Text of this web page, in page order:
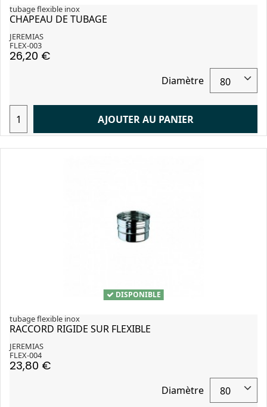
tubage flexible inox
CHAPEAU DE TUBAGE
JEREMIAS
FLEX-003
26,20 €
Diamètre
AJOUTER AU PANIER
DISPONIBLE
tubage flexible inox
RACCORD RIGIDE SUR FLEXIBLE
JEREMIAS
FLEX-004
23,80 €
Diamètre